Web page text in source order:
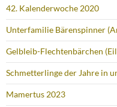
42. Kalenderwoche 2020
Unterfamilie Bärenspinner
Gelbleib-Flechtenbärchen
Schmetterlinge der Jahre in
Mamertus 2023